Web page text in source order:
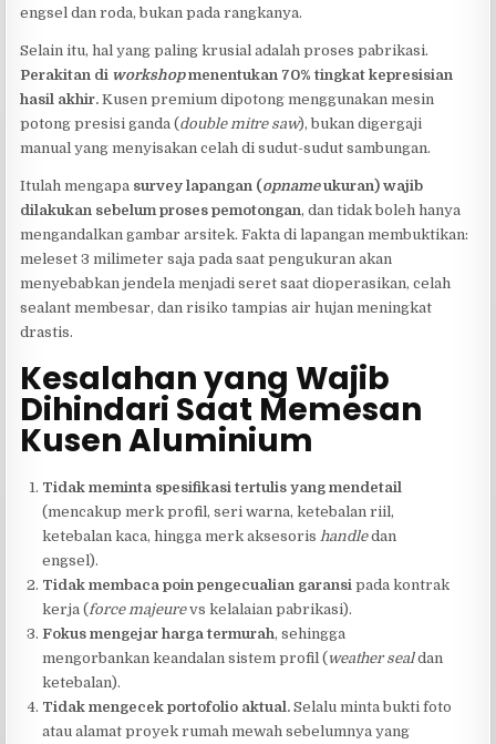
engsel dan roda, bukan pada rangkanya.
Selain itu, hal yang paling krusial adalah proses pabrikasi.
Perakitan di workshopmenentukan 70% tingkat kepresisian
hasil akhir. Kusen premium dipotong menggunakan mesin
potong presisi ganda (double mitre saw), bukan digergaji
manual yang menyisakan celah di sudut-sudut sambungan.
Itulah mengapa survey lapangan (opnameukuran) wajib
dilakukan sebelum proses pemotongan, dan tidak boleh hanya
mengandalkan gambar arsitek. Fakta di lapangan membuktikan:
meleset 3 milimeter saja pada saat pengukuran akan
menyebabkan jendela menjadi seret saat dioperasikan, celah
sealant membesar, dan risiko tampias air hujan meningkat
drastis.
Kesalahan yang Wajib
Dihindari Saat Memesan
Kusen Aluminium
Tidak meminta spesifikasi tertulis yang mendetail
(mencakup merk profil, seri warna, ketebalan riil,
ketebalan kaca, hingga merk aksesoris handledan
engsel).
Tidak membaca poin pengecualian garansi pada kontrak
kerja (force majeurevs kelalaian pabrikasi).
Fokus mengejar harga termurah, sehingga
mengorbankan keandalan sistem profil (weather sealdan
ketebalan).
Tidak mengecek portofolio aktual. Selalu minta bukti foto
atau alamat proyek rumah mewah sebelumnya yang